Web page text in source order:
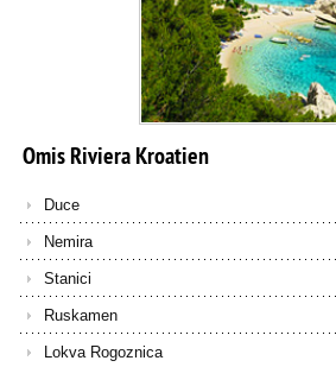
OmisRivieraKroatien
Duce
Nemira
Stanici
Ruskamen
Lokva Rogoznica